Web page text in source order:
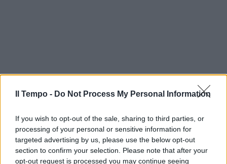
Il Tempo - Do Not Process My Personal Information
If you wish to opt-out of the sale, sharing to third parties, or
processing of your personal or sensitive information for
targeted advertising by us, please use the below opt-out
section to confirm your selection. Please note that after your
opt-out request is processed you may continue seeing